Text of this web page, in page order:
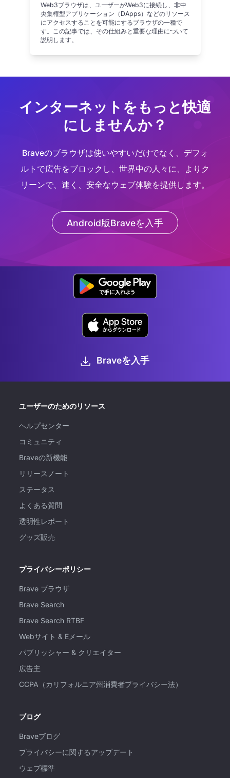
Web3ブラウザは、ユーザーがWeb3に接続し、非中
央集権型アプリケーション（DApps）などのリソース
にアクセスすることを可能にするブラウザの一種で
す。この記事では、その仕組みと重要な理由について
説明します。
インターネットをもっと快適
にしませんか？
Braveのブラウザは使いやすいだけでなく、デフォ
ルトで広告をブロックし、世界中の人々に、よりク
リーンで、速く、安全なウェブ体験を提供します。
Android版Braveを入手
Braveを入手
ユーザーのためのリソース
ヘルプセンター
コミュニティ
Braveの新機能
リリースノート
ステータス
よくある質問
透明性レポート
グッズ販売
プライバシーポリシー
Brave ブラウザ
Brave Search
Brave Search RTBF
Webサイト & Eメール
パブリッシャー & クリエイター
広告主
CCPA（カリフォルニア州消費者プライバシー法）
ブログ
Braveブログ
プライバシーに関するアップデート
ウェブ標準